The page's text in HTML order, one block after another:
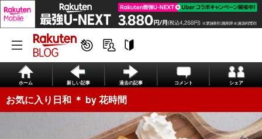
ホーム 新しい記事 過去の記事 コメント シェア
お気に入り日和 ＊ by 花時間